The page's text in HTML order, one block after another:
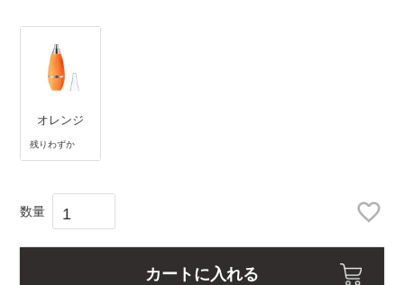
オレンジ
残りわずか
カートに入れる